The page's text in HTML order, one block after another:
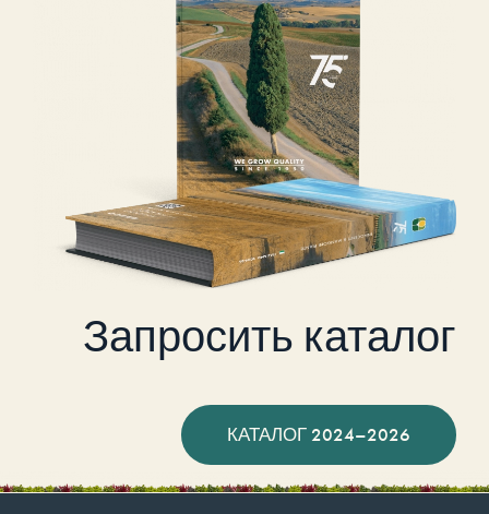
Запросить каталог
КАТАЛОГ 2024–2026